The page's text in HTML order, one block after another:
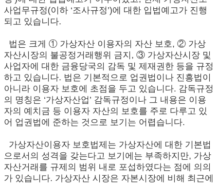
사업무규정(이하 ‘조사규정’)에 대한 입법예고가 진행
되고 있습니다.
법은 크게 ① 가상자산 이용자의 자산 보호, ② 가상
자산시장의 불공정거래행위 금지, ③ 가상자산시장 및
사업자에 대한 금융당국의 감독 및 제재권한 등을 규정
하고 있습니다. 법은 기본적으로 업권법이나 진흥법이
아니라 이용자 보호에 초점을 두고 있습니다. 감독규정
의 명칭은 ‘가상자산업’ 감독규정이나 그 내용은 이용
자의 예치금 등 이용자 자산의 보호를 주로 다루고 있
어 업권법에 준하는 것으로 보기는 어렵습니다.
가상자산이용자 보호법제는 가상자산에 대한 기본법
으로서의 성격을 갖는다고 보기에는 부족하지만, 가상
자산거래를 규제의 범위 내로 포섭하였다는 점에 의의
가 있습니다. 가상자산 시장은 자본시장에 비해 최근에